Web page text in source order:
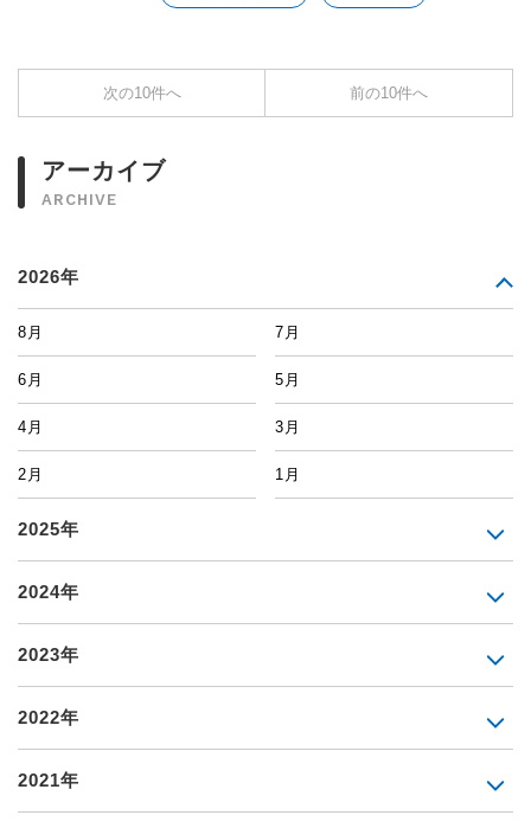
次の10件へ 前の10件へ
アーカイブ
ARCHIVE
2026年
8月 7月
6月 5月
4月 3月
2月 1月
2025年
2024年
2023年
2022年
2021年